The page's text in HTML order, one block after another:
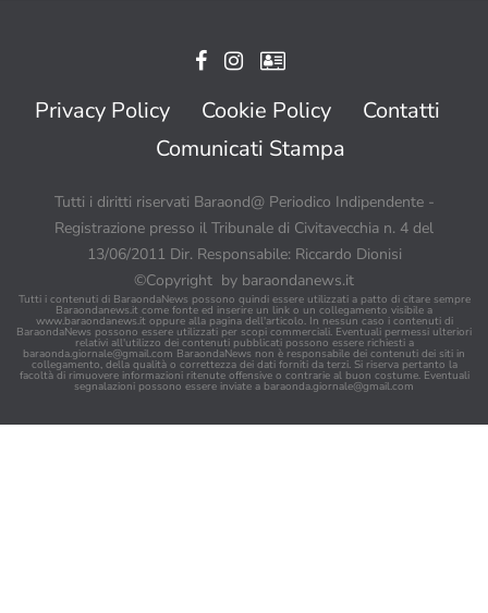
Privacy Policy Cookie Policy
Contatti
Comunicati Stampa
Tutti i diritti riservati Baraond@ Periodico Indipendente -
Registrazione presso il Tribunale di Civitavecchia n. 4 del
13/06/2011 Dir. Responsabile: Riccardo Dionisi
©Copyright by baraondanews.it
Tutti i contenuti di BaraondaNews possono quindi essere utilizzati a patto di citare sempre
Baraondanews.it come fonte ed inserire un link o un collegamento visibile a
www.baraondanews.it oppure alla pagina dell'articolo. In nessun caso i contenuti di
BaraondaNews possono essere utilizzati per scopi commerciali. Eventuali permessi ulteriori
relativi all'utilizzo dei contenuti pubblicati possono essere richiesti a
baraonda.giornale@gmail.com BaraondaNews non è responsabile dei contenuti dei siti in
collegamento, della qualità o correttezza dei dati forniti da terzi. Si riserva pertanto la
facoltà di rimuovere informazioni ritenute offensive o contrarie al buon costume. Eventuali
segnalazioni possono essere inviate a baraonda.giornale@gmail.com